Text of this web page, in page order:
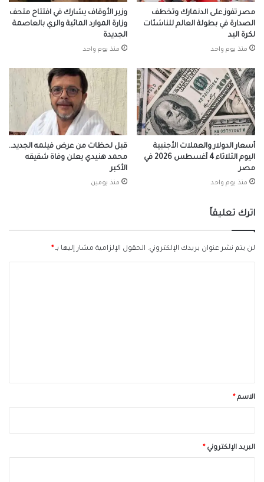
مصر تفوز على الدنمارك وتخطف
الصدارة في بطولة العالم للناشئات
لكرة اليد
منذ يوم واحد
وزير الأوقاف يشارك في افتتاح متحف
وزارة الموارد المائية والري بالعاصمة
الجديدة
منذ يوم واحد
أسعار الدولار والعملات الأجنبية
اليوم الثلاثاء 4 أغسطس 2026 في
مصر
منذ يوم واحد
قبل لحظات من عرض فيلمه الجديد..
محمد هنيدي يعلن وفاة شقيقه
الأكبر
منذ يومين
اترك تعليقاً
لن يتم نشر عنوان بريدك الإلكتروني. الحقول الإلزامية مشار إليها بـ*
*الاسم*
البريد الإلكتروني*